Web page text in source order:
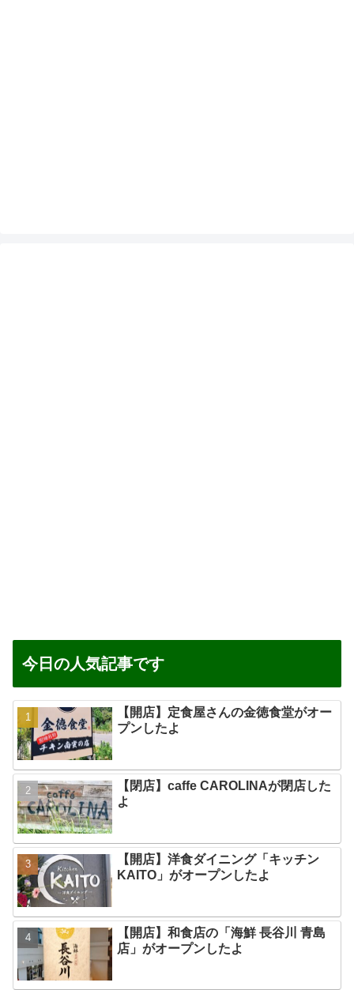
今日の人気記事です
【開店】定食屋さんの金徳食堂がオー
プンしたよ
【閉店】caffe CAROLINAが閉店した
よ
【開店】洋食ダイニング「キッチン
KAITO」がオープンしたよ
【開店】和食店の「海鮮 長谷川 青島
店」がオープンしたよ